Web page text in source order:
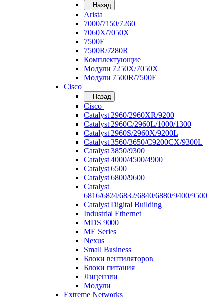
Назад
Arista
7000/7150/7260
7060X/7050X
7500E
7500R/7280R
Комплектующие
Модули 7250X/7050X
Модули 7500R/7500E
Cisco
Назад
Cisco
Catalyst 2960/2960XR/9200
Catalyst 2960C/2960L/1000/1300
Catalyst 2960S/2960X/9200L
Catalyst 3560/3650/C9200CX/9300L
Catalyst 3850/9300
Catalyst 4000/4500/4900
Catalyst 6500
Catalyst 6800/9600
Catalyst
6816/6824/6832/6840/6880/9400/9500
Catalyst Digital Building
Industrial Ethernet
MDS 9000
ME Series
Nexus
Small Business
Блоки вентиляторов
Блоки питания
Лицензии
Модули
Extreme Networks